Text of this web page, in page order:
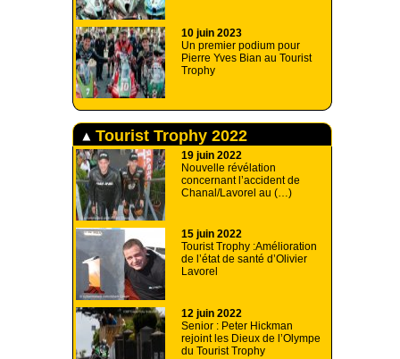
10 juin 2023
Un premier podium pour
Pierre Yves Bian au Tourist
Trophy
Tourist Trophy 2022
19 juin 2022
Nouvelle révélation
concernant l’accident de
Chanal/Lavorel au (…)
15 juin 2022
Tourist Trophy :Amélioration
de l’état de santé d’Olivier
Lavorel
12 juin 2022
Senior : Peter Hickman
rejoint les Dieux de l’Olympe
du Tourist Trophy